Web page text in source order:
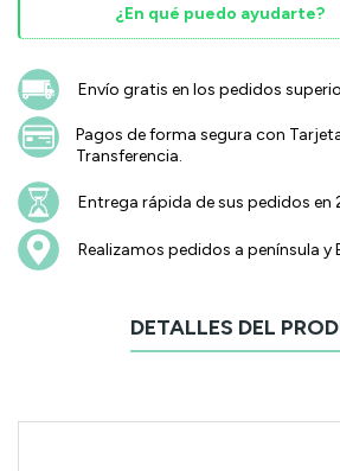
¿En qué puedo ayudarte?
Envío gratis en los pedidos
Pagos de forma segura con
Transferencia.
Entrega rápida de sus pedidos en
Realizamos pedidos a península y
DETALLES DEL